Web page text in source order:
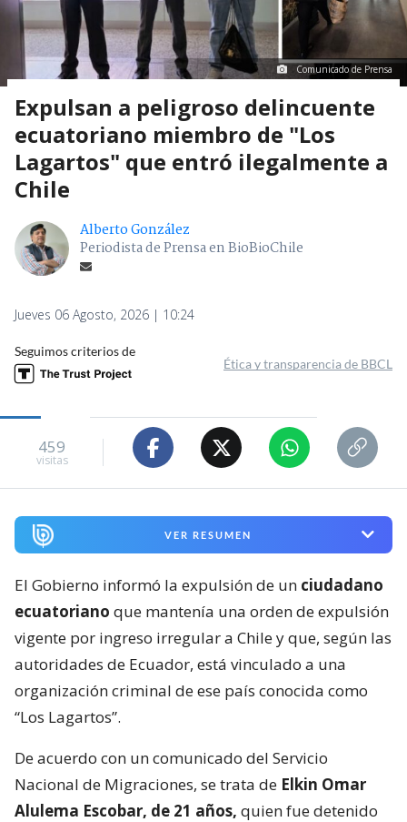
Comunicado de Prensa
Expulsan a peligroso delincuente
ecuatoriano miembro de "Los
Lagartos" que entró ilegalmente a
Chile
Alberto González
Periodista de Prensa en BioBioChile
Jueves 06 Agosto, 2026 | 10:24
Seguimos criterios de
Ética y transparencia de BBCL
459
visitas
VER RESUMEN
El Gobierno informó la expulsión de un ciudadano
ecuatoriano que mantenía una orden de expulsión
vigente por ingreso irregular a Chile y que, según las
autoridades de Ecuador, está vinculado a una
organización criminal de ese país conocida como
“Los Lagartos”.
De acuerdo con un comunicado del Servicio
Nacional de Migraciones, se trata de Elkin Omar
Alulema Escobar, de 21 años, quien fue detenido